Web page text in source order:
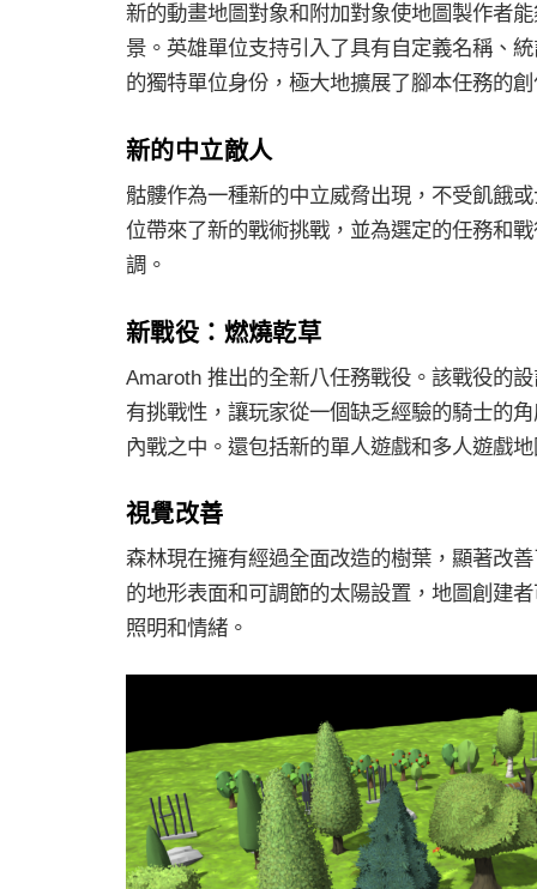
新的動畫地圖對象和附加對象使地圖製作者
景。英雄單位支持引入了具有自定義名稱、
的獨特單位身份，極大地擴展了腳本任務的
新的中立敵人
骷髏作為一種新的中立威脅出現，不受飢餓
位帶來了新的戰術挑戰，並為選定的任務和
調。
新戰役：燃燒乾草
Amaroth 推出的全新八任務戰役。該戰役的
有挑戰性，讓玩家從一個缺乏經驗的騎士的
內戰之中。還包括新的單人遊戲和多人遊戲
視覺改善
森林現在擁有經過全面改造的樹葉，顯著改
的地形表面和可調節的太陽設置，地圖創建
照明和情緒。